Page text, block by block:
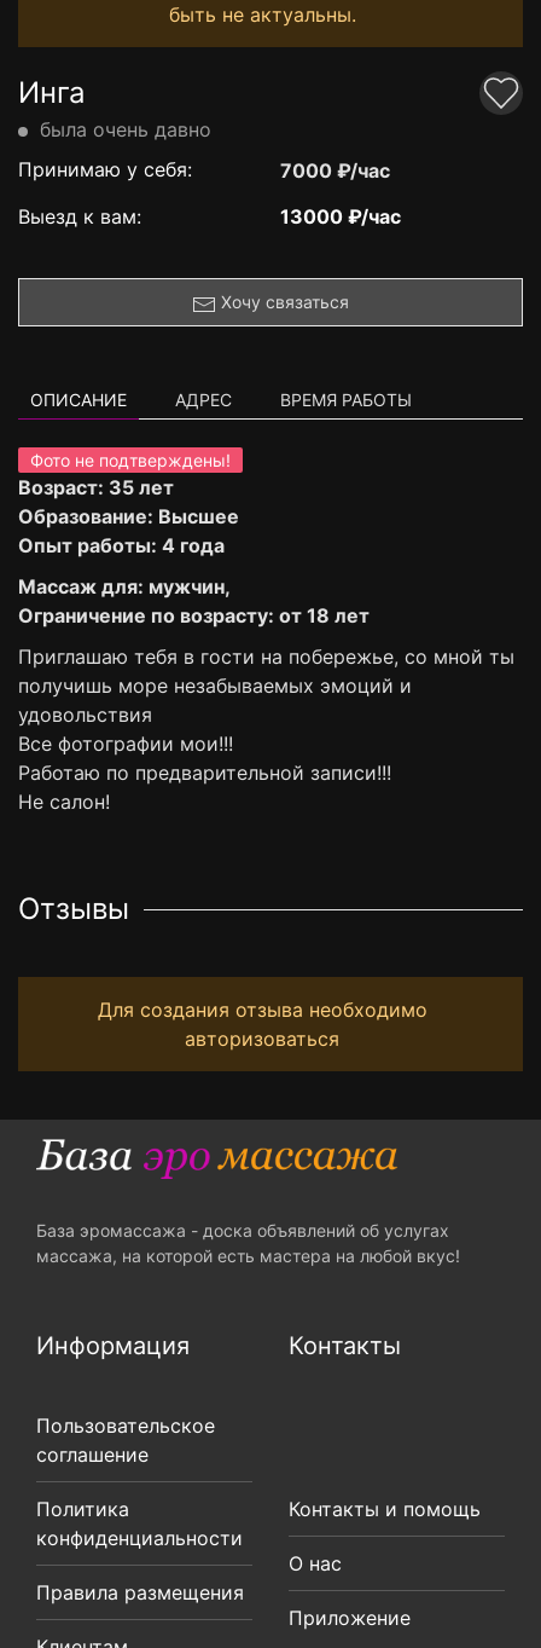
быть не актуальны.
Инга
была очень давно
Принимаю у себя:
7000 ₽/час
Выезд к вам:
13000 ₽/час
Хочу связаться
ОПИСАНИЕ АДРЕС ВРЕМЯ РАБОТЫ
Фото не подтверждены!
Возраст: 35 лет
Образование: Высшее
Опыт работы: 4 года
Массаж для: мужчин,
Ограничение по возрасту: от 18 лет
Приглашаю тебя в гости на побережье, со мной ты
получишь море незабываемых эмоций и
удовольствия
Все фотографии мои!!!
Работаю по предварительной записи!!!
Не салон!
Отзывы
Для создания отзыва необходимо
авторизоваться
База эромассажа - доска объявлений об услугах
массажа, на которой есть мастера на любой вкус!
Информация
Пользовательское
соглашение
Политика
конфиденциальности
Правила размещения
Контакты
Контакты и помощь
О нас
Приложение